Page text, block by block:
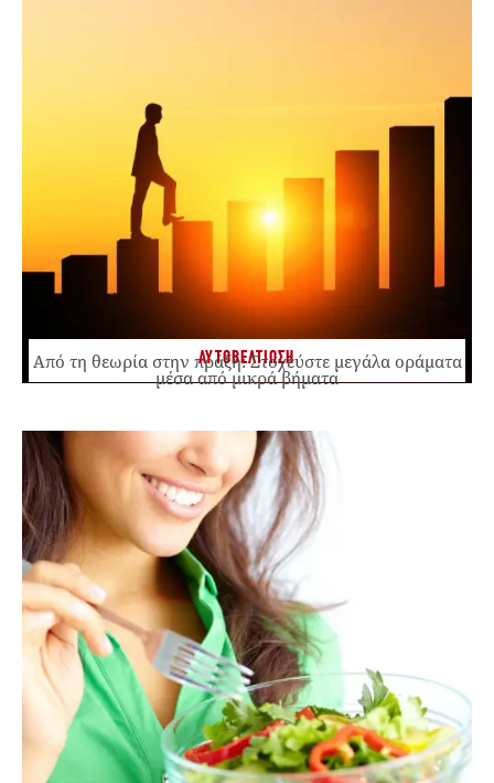
ΑΥΤΟΒΕΛΤΙΩΣΗ
Από τη θεωρία στην πράξη: Στοχεύστε μεγάλα οράματα
μέσα από μικρά βήματα